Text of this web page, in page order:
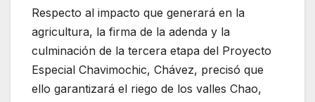
Respecto al impacto que generará en la
agricultura, la firma de la adenda y la
culminación de la tercera etapa del Proyecto
Especial Chavimochic, Chávez, precisó que
ello garantizará el riego de los valles Chao,